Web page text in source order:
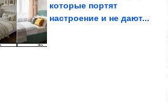
Как выглядит жена
Александра Розенбаума,
которые портят
настроение и не дают...